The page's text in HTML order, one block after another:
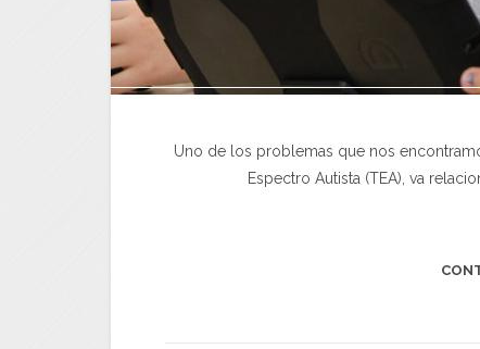
Uno de los problemas que nos
Espectro Autista (TEA), va